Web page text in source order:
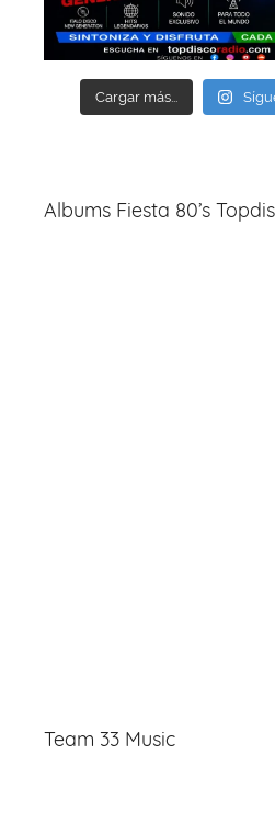
Cargar más...
Albums Fiesta 80’s
Team 33 Music